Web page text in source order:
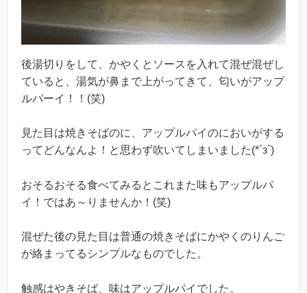
後湯切りをして、かやくとソースを入れて混ぜ混ぜし
ていると、湯気が鼻まで上がってきて、匂いがアップ
ルパーイ！！(笑)
見た目は焼きそばのに、アップルパイのにおいがする
ってどんなんよ！と思わず吹いてしまいました(*´з`)
おそるおそる食べてみるとこれまた味もアップルパ
イ！ではあ～りませんか！(笑)
混ぜた後の見た目は普通の焼きそばにかやくのりんご
が絡まってるシンプルなものでした。
触感はやきそば、味はアップルパイでした。